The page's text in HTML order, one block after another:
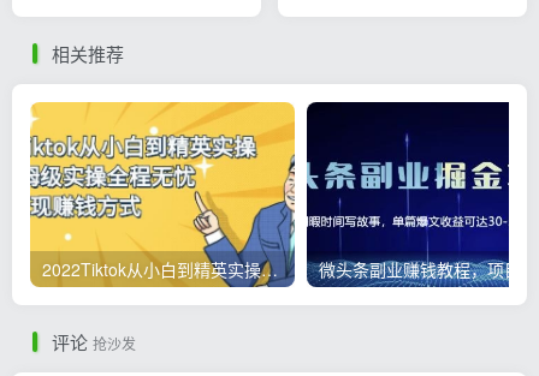
相关推荐
2022Tiktok从小白到精英实操，0-1保姆级实操全程无忧，多种变现赚钱方式
评论 抢沙发